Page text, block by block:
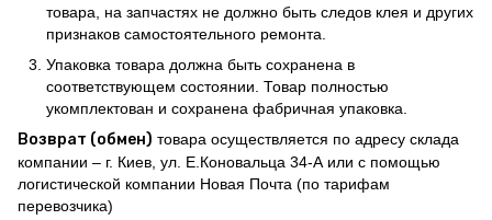
товара, на запчастях не должно быть следов клея и других
признаков самостоятельного ремонта.
Упаковка товара должна быть сохранена в
соответствующем состоянии. Товар полностью
укомплектован и сохранена фабричная упаковка.
Возврат (обмен) товара осуществляется по адресу склада
компании – г. Киев, ул. Е.Коновальца 34-А или с помощью
логистической компании Новая Почта (по тарифам
перевозчика)